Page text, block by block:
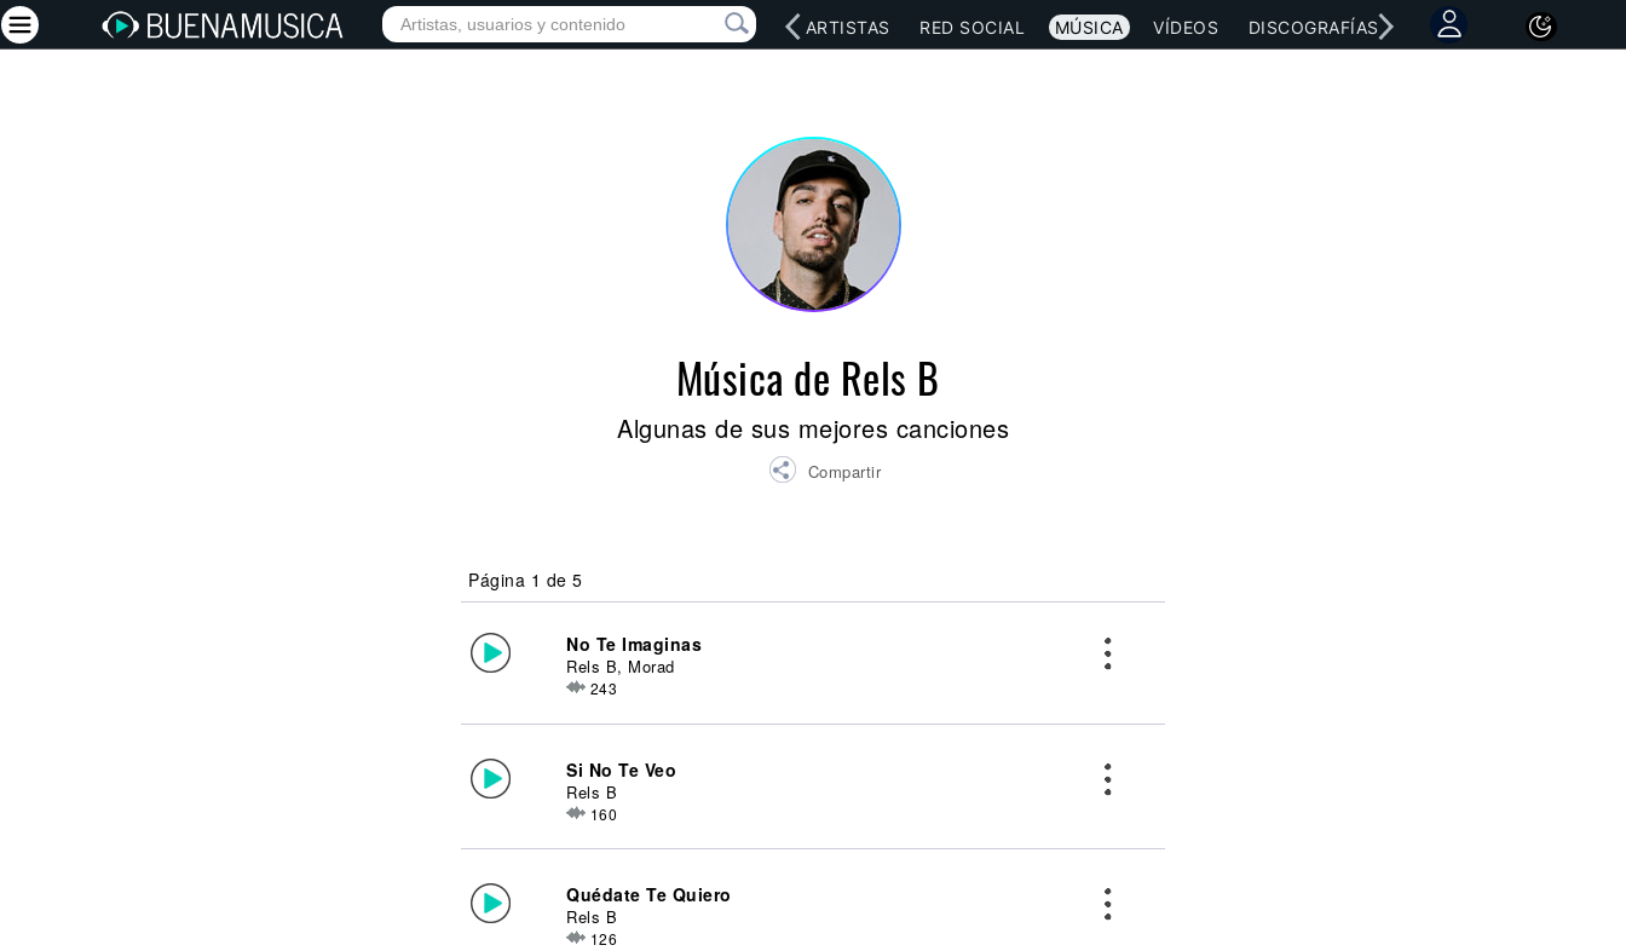
INICIO ARTISTAS RED SOCIAL MÚSICA VÍDEOS DISCOGRAFÍAS CONCIERTOS LETRAS
Música de Rels B
Algunas de sus mejores canciones
Compartir
Página 1 de 5
No Te Imaginas
Rels B, Morad
243
Si No Te Veo
Rels B
160
Quédate Te Quiero
Rels B
126